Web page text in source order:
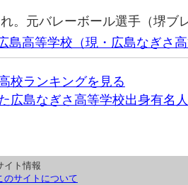
。元バレーボール選手（堺ブ
島高等学校（現・広島なぎさ高
校ランキングを見る
広島なぎさ高等学校出身有名
イト情報
のサイトについて